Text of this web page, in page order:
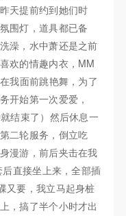
天提前约到她们时
围灯，道具都已备
澡，水中萧还是之前
欢的情趣内衣，MM
我面前跳艳舞，为了
开始第一次爱爱，
结束了）然后休息一
二轮服务，倒立吃
漫游，前后夹击在我
直接坐上来，全部插
又要，我立马起身桩
，搞了半个小时才出